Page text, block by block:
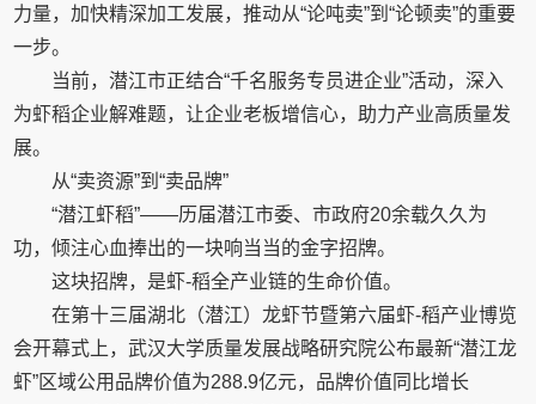
力量，加快精深加工发展，推动从“论吨卖”到“论顿卖”的重要
一步。
当前，潜江市正结合“千名服务专员进企业”活动，深入
为虾稻企业解难题，让企业老板增信心，助力产业高质量发
展。
从“卖资源”到“卖品牌”
“潜江虾稻”——历届潜江市委、市政府20余载久久为
功，倾注心血捧出的一块响当当的金字招牌。
这块招牌，是虾-稻全产业链的生命价值。
在第十三届湖北（潜江）龙虾节暨第六届虾-稻产业博览
会开幕式上，武汉大学质量发展战略研究院公布最新“潜江龙
虾”区域公用品牌价值为288.9亿元，品牌价值同比增长